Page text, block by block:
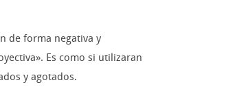
de forma negativa y
Es como si utilizaran
y agotados.